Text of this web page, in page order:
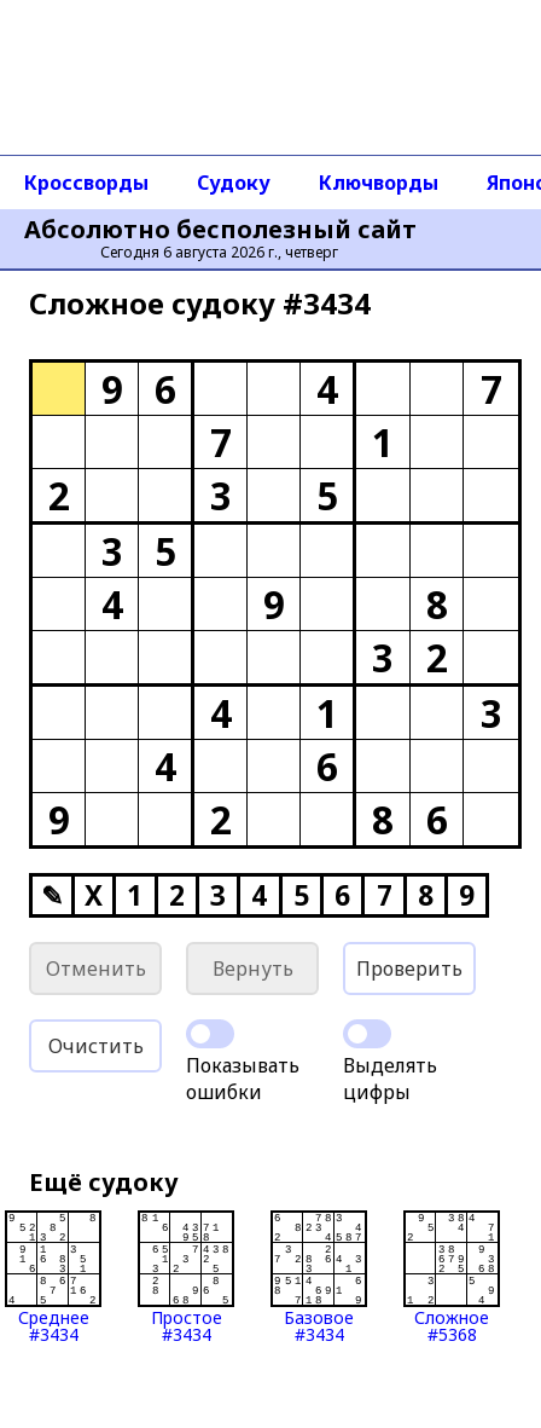
Абсолютно бесполезный сайт
Сегодня 6 августа 2026 г., четверг
Кроссворды Судоку Ключворды
Сложное cудоку #3434
9 6 4
7
7
1
2
3
5
3
5
4
9
8
3
2
4
1
3
4
6
9
2 8 6
✎ X 1 2 3 4 5 6 7 8 9
Отменить Вернуть Проверить
Очистить
Показывать
ошибки
Выделять
цифры
Ещё судоку
Среднее
#3434
Простое
#3434
Базовое
#3434
Сложное
#5368